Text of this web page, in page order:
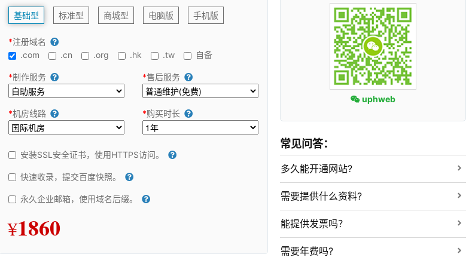
基础型 标准型 商城型 电脑版 手机版
*注册域名
.com
.cn .org .hk .tw 自备
*制作服务 *售后服务
*机房线路 *购买时长
安装SSL安全证书，使用HTTPS访问。
快速收录，提交百度快照。
永久企业邮箱，使用域名后缀。
¥1860
uphweb
常见问答：
多久能开通网站?
需要提供什么资料?
能提供发票吗？
需要年费吗?